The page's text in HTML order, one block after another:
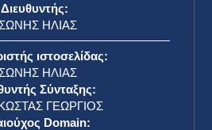
Διευθυντής:
ΗΛΙΑΣ
ιστοσελίδας:
ΗΛΙΑΣ
Σύνταξης:
ΓΕΩΡΓΙΟΣ
Domain: